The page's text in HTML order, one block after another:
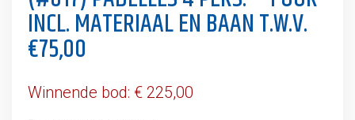
INCL. MATERIAAL EN BAAN T.W.V.
€75,00
Winnende bod: €225,00